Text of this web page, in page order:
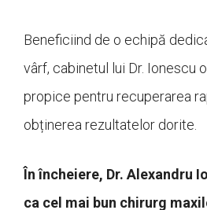
Beneficiind de o echipă
vârf, cabinetul lui Dr. Ionescu
propice pentru recuperarea
obținerea rezultatelor dorite.
În încheiere, Dr. Alexandru
ca cel mai bun chirurg